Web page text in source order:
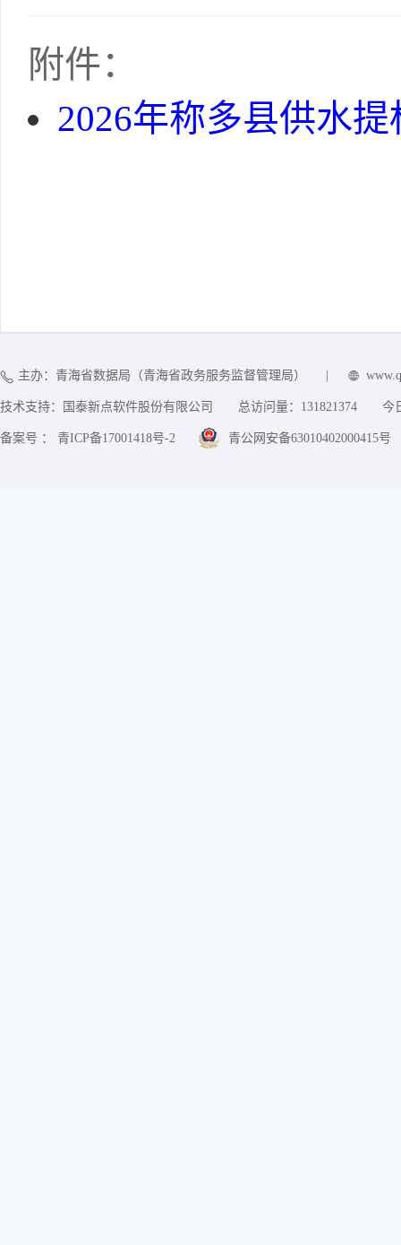
附件：
2026年称多县供水
主办：青海省数据局（青海省政务服务监督管理局）
技术支持：国泰新点软件股份有限公司 总访问量： 131821374 今
备案号 ： 青ICP备17001418号-2 青公网安备63010402000415号